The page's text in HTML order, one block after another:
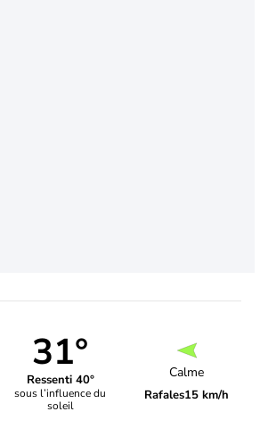
31°
Ressenti 40°
sous l’influence du
soleil
Calme
Rafales15 km/h